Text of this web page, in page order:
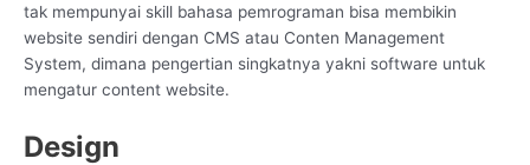
tak mempunyai skill bahasa pemrograman bisa membikin
website sendiri dengan CMS atau Conten Management
System, dimana pengertian singkatnya yakni software untuk
mengatur content website.
Design